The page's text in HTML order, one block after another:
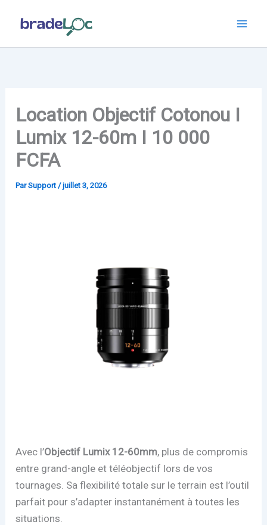
Location Objectif Cotonou I
Lumix 12-60m I 10 000
FCFA
ParSupport /juillet 3, 2026
Avec l’Objectif Lumix 12-60mm, plus de compromis
entre grand-angle et téléobjectif lors de vos
tournages. Sa flexibilité totale sur le terrain est l’outil
parfait pour s’adapter instantanément à toutes les
situations.